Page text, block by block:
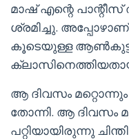
മാഷ്‌ എന്റെ പാന്റീസ്
ശ്രമിച്ചു.
കൂടെയുള്ള
ആ ദിവസം മറ്റൊന്നും
തോന്നി. ആ
പറ്റിയായിരുന്നു